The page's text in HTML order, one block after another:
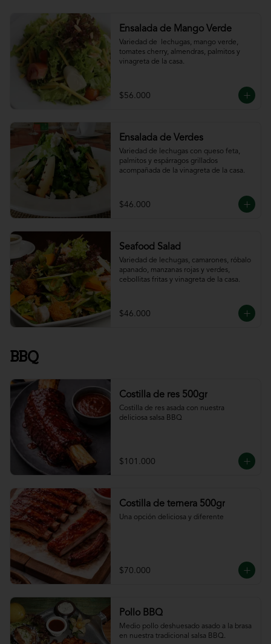
Ensalada de Mango Verde
Variedad de  lechugas, mango verde,
tomates cherry, almendras, palmitos y
vinagreta de la casa.
$56.000
Ensalada de Verdes
Variedad de lechugas con queso feta,
palmitos y espárragos grillados
acompañada de la vinagreta de la casa.
$46.000
Seafood Salad
Variedad de lechugas, camarones, róbalo
apanado, manzanas rojas y verdes,
cebollitas fritas y vinagreta de la casa.
$46.000
BBQ
Costilla de res 500gr
Costilla de res asada con nuestra
deliciosa salsa BBQ
$101.000
Costilla de ternera 500gr
Una opción deliciosa y diferente
$70.000
Pollo BBQ
Medio pollo deshuesado asado a la brasa
en nuestra tradicional salsa BBQ.